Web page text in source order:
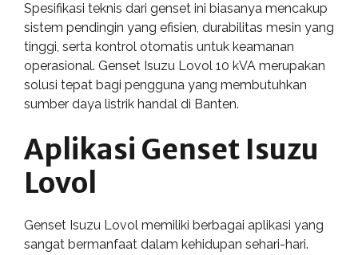
Spesifikasi teknis dari genset ini biasanya mencakup
sistem pendingin yang efisien, durabilitas mesin yang
tinggi, serta kontrol otomatis untuk keamanan
operasional. Genset Isuzu Lovol 10 kVA merupakan
solusi tepat bagi pengguna yang membutuhkan
sumber daya listrik handal di Banten.
Aplikasi Genset Isuzu
Lovol
Genset Isuzu Lovol memiliki berbagai aplikasi yang
sangat bermanfaat dalam kehidupan sehari-hari.